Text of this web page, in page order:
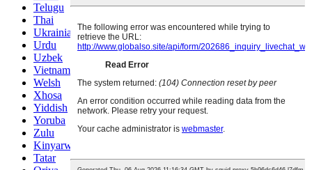
Telugu
Thai
Ukrainian
Urdu
Uzbek
Vietnamese
Welsh
Xhosa
Yiddish
Yoruba
Zulu
Kinyarwanda
Tatar